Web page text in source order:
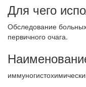
Для чего
Обследование
первичного очага.